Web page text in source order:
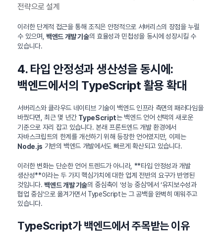
전략으로 설계
이러한 단계적 접근을 통해 조직은 안정적으로 서버리스의 장점을 누릴
수 있으며, 백엔드 개발 기술의 효율성과 민첩성을 동시에 성장시킬 수
있습니다.
4. 타입 안정성과 생산성을 동시에:
백엔드에서의 TypeScript 활용 확대
서버리스와 클라우드 네이티브 기술이 백엔드 인프라 측면의 패러다임을
바꿨다면, 최근 몇 년간 TypeScript는 백엔드 언어 선택의 새로운
기준으로 자리 잡고 있습니다. 본래 프론트엔드 개발 환경에서
자바스크립트의 한계를 개선하기 위해 등장한 언어였지만, 이제는
Node.js 기반의 백엔드 개발에서도 빠르게 확산되고 있습니다.
이러한 변화는 단순한 언어 트렌드가 아니라, **타입 안정성과 개발
생산성**이라는 두 가지 핵심가치에 대한 업계 전반의 요구가 반영된
것입니다. 백엔드 개발 기술의 중심축이 ‘성능 중심’에서 ‘유지보수성과
협업 중심’으로 옮겨가면서 TypeScript는 그 공백을 완벽히 메워주고
있습니다.
TypeScript가 백엔드에서 주목받는 이유